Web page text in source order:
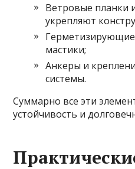
Ветровые планки
укрепляют
мастики;
Анкеры и
системы.
Суммарно все эти
устойчивость и